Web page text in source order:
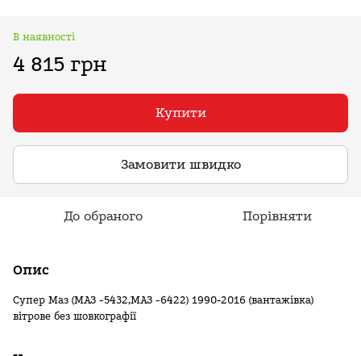
В наявності
4 815 грн
Купити
Замовити швидко
До обраного Порівняти
Опис
Супер Маз (МАЗ -5432,МАЗ -6422) 1990-2016 (вантажівка)
вітрове без шовкографії